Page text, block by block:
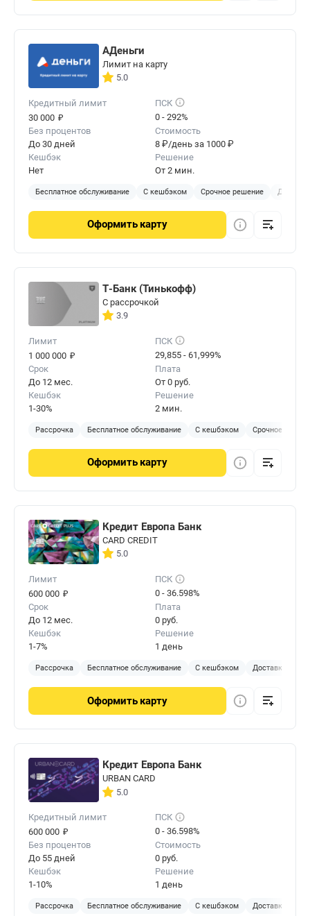
АДеньги
Лимит на карту
5.0
Кредитный лимит
30 000 ₽
ПСК
0 - 292%
Без процентов
До 30 дней
Стоимость
8 ₽/день за 1000 ₽
Кешбэк
Нет
Решение
От 2 мин.
Бесплатное обслуживание С кешбэком Срочное решение
Оформить карту
Т-Банк (Тинькофф)
С рассрочкой
3.9
Лимит
1 000 000 ₽
ПСК
29,855 - 61,999%
Срок
До 12 мес.
Плата
От 0 руб.
Кешбэк
1-30%
Решение
2 мин.
Рассрочка Бесплатное обслуживание С кешбэком Срочное
Оформить карту
Кредит Европа Банк
CARD CREDIT
5.0
Лимит
600 000 ₽
ПСК
0 - 36.598%
Срок
До 12 мес.
Плата
0 руб.
Кешбэк
1-7%
Решение
1 день
Рассрочка Бесплатное обслуживание С кешбэком Доставка на
Оформить карту
Кредит Европа Банк
URBAN CARD
5.0
Кредитный лимит
600 000 ₽
ПСК
0 - 36.598%
Без процентов
До 55 дней
Стоимость
0 руб.
Кешбэк
1-10%
Решение
1 день
Рассрочка Бесплатное обслуживание С кешбэком Доставка на